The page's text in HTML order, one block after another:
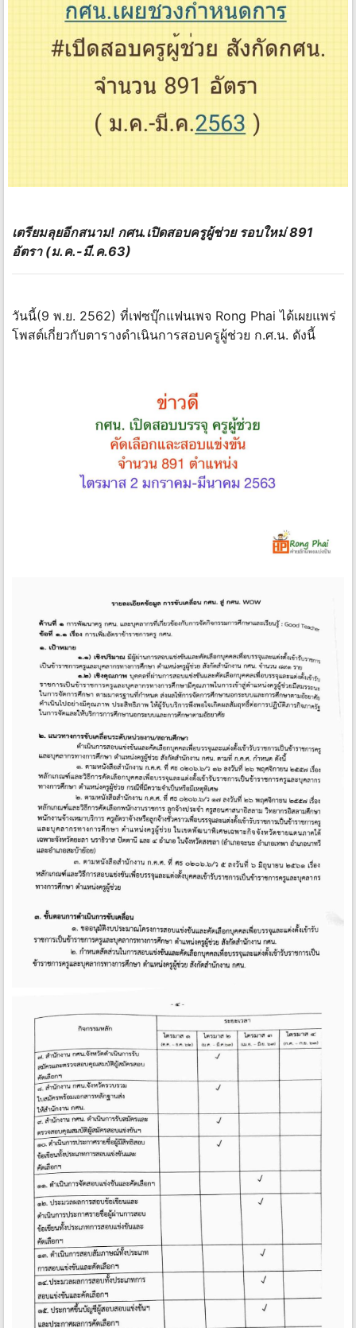
เตรียมลุยอีกสนาม! กศน.เปิดสอบครูผู้ช่วย รอบใหม่ 891
อัตรา (ม.ค.-มี.ค.63)
วันนี้(9 พ.ย. 2562) ที่เฟซบุ๊กแฟนเพจ Rong Phai ได้เผยแพร่
โพสต์เกี่ยวกับตารางดำเนินการสอบครูผู้ช่วย ก.ศ.น. ดังนี้